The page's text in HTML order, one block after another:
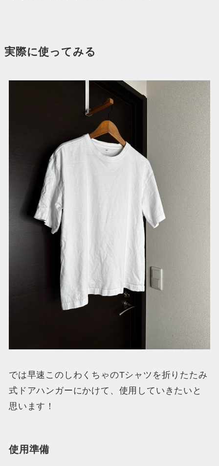
実際に使ってみる
では早速このしわくちゃのTシャツを折りたたみ
式ドアハンガーにかけて、使用していきたいと
思います！
使用準備